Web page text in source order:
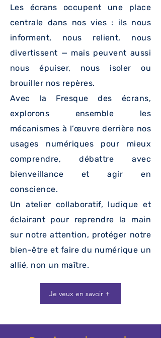
Les écrans occupent une place
centrale dans nos vies : ils nous
informent, nous relient, nous
divertissent — mais peuvent aussi
nous épuiser, nous isoler ou
brouiller nos repères.
Avec la Fresque des écrans,
explorons ensemble les
mécanismes à l’œuvre derrière nos
usages numériques pour mieux
comprendre, débattre avec
bienveillance et agir en
conscience.
Un atelier collaboratif, ludique et
éclairant pour reprendre la main
sur notre attention, protéger notre
bien-être et faire du numérique un
allié, non un maître.
Je veux en savoir +